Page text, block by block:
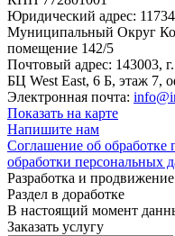
Юридический адрес:
Муниципальный Округ
помещение 142/5
Почтовый адрес: 143003,
БЦ West East, 6 Б, этаж 7,
Электронная почта:
Показать на карте
Напишите нам
Соглашение об
обработки персональных
Разработка и
Раздел в доработке
В настоящий момент
Заказать услугу